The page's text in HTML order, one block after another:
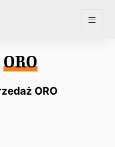
ORO
ORO